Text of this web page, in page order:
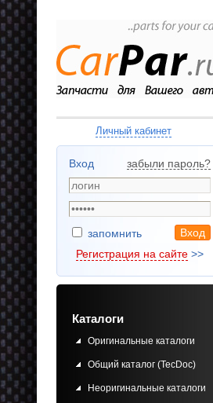
Личный кабинет
Вход забыли пароль?
запомнить
Регистрация на сайте >>
Каталоги
Оригинальные каталоги
Общий каталог (TecDoc)
Неоригинальные каталоги